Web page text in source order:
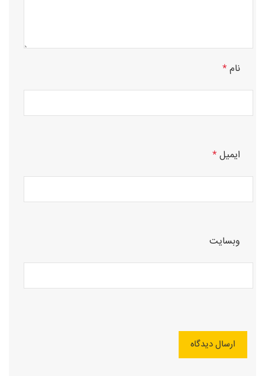
نام *
ایمیل *
وبسایت